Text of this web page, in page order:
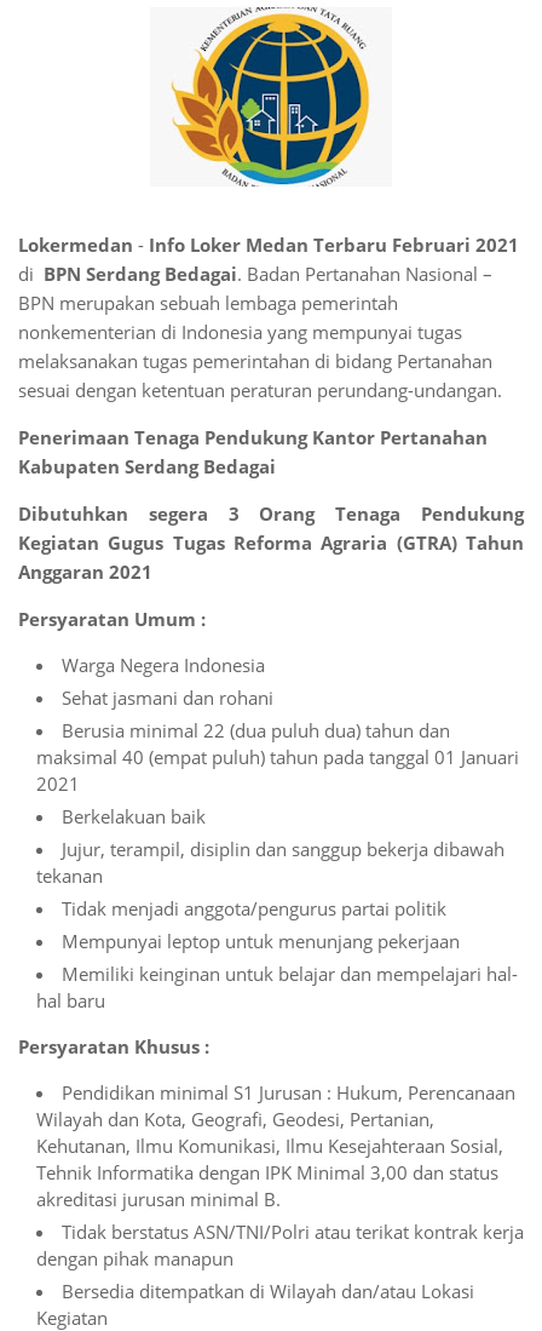
Lokermedan - Info Loker Medan Terbaru Februari 2021
di BPN Serdang Bedagai. Badan Pertanahan Nasional –
BPN merupakan sebuah lembaga pemerintah
nonkementerian di Indonesia yang mempunyai tugas
melaksanakan tugas pemerintahan di bidang Pertanahan
sesuai dengan ketentuan peraturan perundang-undangan.
Penerimaan Tenaga Pendukung Kantor Pertanahan
Kabupaten Serdang Bedagai
Dibutuhkan segera 3 Orang Tenaga Pendukung
Kegiatan Gugus Tugas Reforma Agraria (GTRA) Tahun
Anggaran 2021
Persyaratan Umum :
Warga Negera Indonesia
Sehat jasmani dan rohani
Berusia minimal 22 (dua puluh dua) tahun dan
maksimal 40 (empat puluh) tahun pada tanggal 01 Januari
2021
Berkelakuan baik
Jujur, terampil, disiplin dan sanggup bekerja dibawah
tekanan
Tidak menjadi anggota/pengurus partai politik
Mempunyai leptop untuk menunjang pekerjaan
Memiliki keinginan untuk belajar dan mempelajari hal-
hal baru
Persyaratan Khusus :
Pendidikan minimal S1 Jurusan : Hukum, Perencanaan
Wilayah dan Kota, Geografi, Geodesi, Pertanian,
Kehutanan, Ilmu Komunikasi, Ilmu Kesejahteraan Sosial,
Tehnik Informatika dengan IPK Minimal 3,00 dan status
akreditasi jurusan minimal B.
Tidak berstatus ASN/TNI/Polri atau terikat kontrak kerja
dengan pihak manapun
Bersedia ditempatkan di Wilayah dan/atau Lokasi
Kegiatan